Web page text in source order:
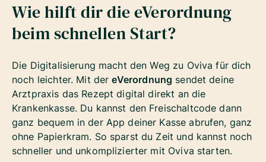
Wie hilft dir die eVerordnung
beim schnellen Start?
Die Digitalisierung macht den Weg zu Oviva für dich
noch leichter. Mit dereVerordnung sendet deine
Arztpraxis das Rezept digital direkt an die
Krankenkasse. Du kannst den Freischaltcode dann
ganz bequem in der App deiner Kasse abrufen, ganz
ohne Papierkram. So sparst du Zeit und kannst noch
schneller und unkomplizierter mit Oviva starten.